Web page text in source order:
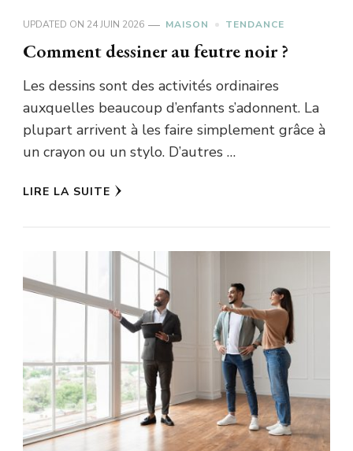
UPDATED ON 24 JUIN 2026 MAISON TENDANCE
Comment dessiner au feutre noir ?
Les dessins sont des activités ordinaires
auxquelles beaucoup d’enfants s’adonnent. La
plupart arrivent à les faire simplement grâce à
un crayon ou un stylo. D’autres …
LIRE LA SUITE